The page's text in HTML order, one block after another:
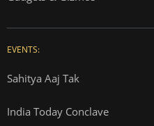
EVENTS:
Sahitya Aaj Tak
India Today Conclave